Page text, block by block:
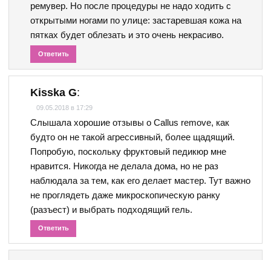
ремувер. Но после процедуры не надо ходить с
открытыми ногами по улице: застаревшая кожа на
пятках будет облезать и это очень некрасиво.
Ответить
Kisska G:
09.05.2018 в 17:29
Слышала хорошие отзывы о Callus remove, как
будто он не такой агрессивный, более щадящий.
Попробую, поскольку фруктовый педикюр мне
нравится. Никогда не делала дома, но не раз
наблюдала за тем, как его делает мастер. Тут важно
не проглядеть даже микроскопическую ранку
(разъест) и выбрать подходящий гель.
Ответить